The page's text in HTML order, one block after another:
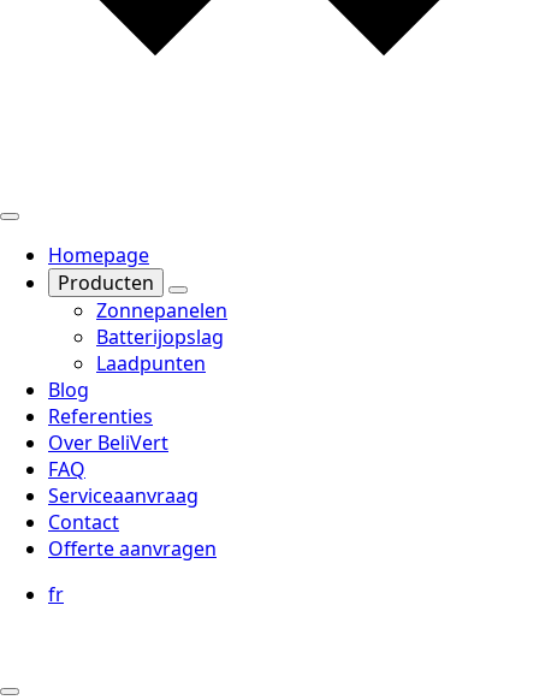
Homepage
Producten
Zonnepanelen
Batterijopslag
Laadpunten
Blog
Referenties
Over BeliVert
FAQ
Serviceaanvraag
Contact
Offerte aanvragen
fr